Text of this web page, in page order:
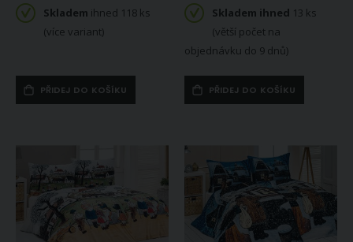
Skladem ihned 118 ks
(více variant)
PŘIDEJ DO KOŠÍKU
Skladem ihned 13 ks
(větší počet na
objednávku do 9 dnů)
PŘIDEJ DO KOŠÍKU